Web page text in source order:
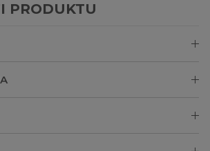
z granátového jablka zmiešaných
PRODUKTU